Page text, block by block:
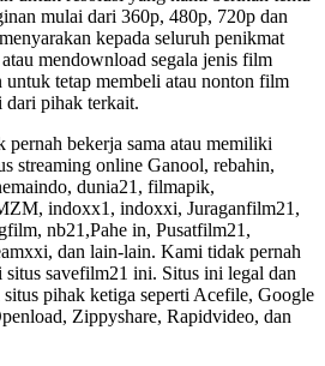
mulai dari 360p, 480p, 720p dan
kepada seluruh penikmat
mendownload segala jenis film
untuk tetap membeli atau nonton film
dari pihak terkait.
pernah bekerja sama atau memiliki
streaming online Ganool, rebahin,
dunia21, filmapik,
indoxx1, indoxxi, Juraganfilm21,
nb21,Pahe in, Pusatfilm21,
dan lain-lain. Kami tidak pernah
situs savefilm21 ini. Situs ini legal dan
pihak ketiga seperti Acefile, Google
Zippyshare, Rapidvideo, dan